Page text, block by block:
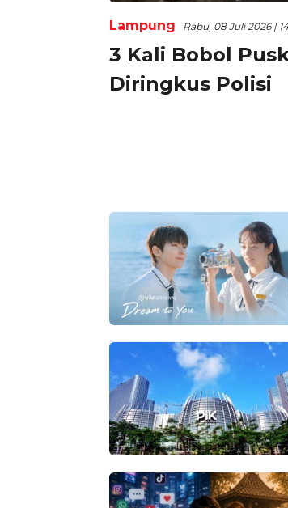
Lampung Rabu, 08 Juli 2026 |
3 Kali Bobol
Diringkus Polisi